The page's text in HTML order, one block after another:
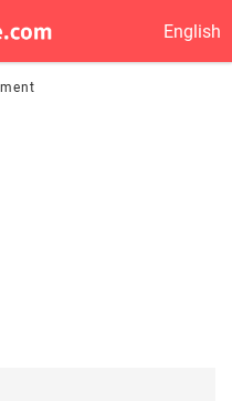
English